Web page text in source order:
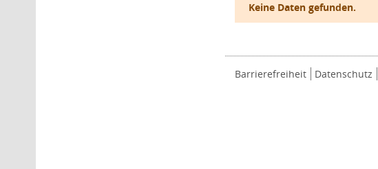
Keine Daten gefunden.
Barrierefreiheit Datenschutz